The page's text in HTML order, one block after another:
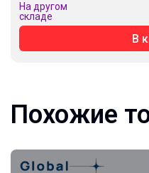
На другом
складе
В
Похожие